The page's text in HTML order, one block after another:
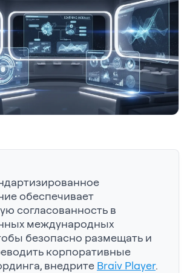
обеспечивает
согласованность в
международных
безопасно размещать и
корпоративные
внедрите Braiv Player.